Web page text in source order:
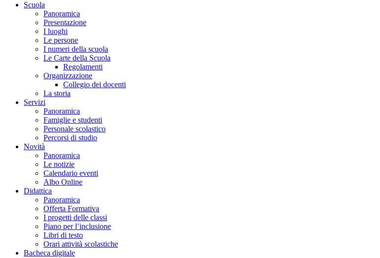
Scuola
Panoramica
Presentazione
I luoghi
Le persone
I numeri della scuola
Le Carte della Scuola
Regolamenti
Organizzazione
Collegio dei docenti
La storia
Servizi
Panoramica
Famiglie e studenti
Personale scolastico
Percorsi di studio
Novità
Panoramica
Le notizie
Calendario eventi
Albo Online
Didattica
Panoramica
Offerta Formativa
I progetti delle classi
Piano per l’inclusione
Libri di testo
Orari attività scolastiche
Bacheca digitale